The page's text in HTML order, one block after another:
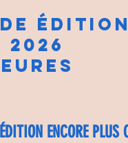
ÉDITION
2026
ENCORE PLUS